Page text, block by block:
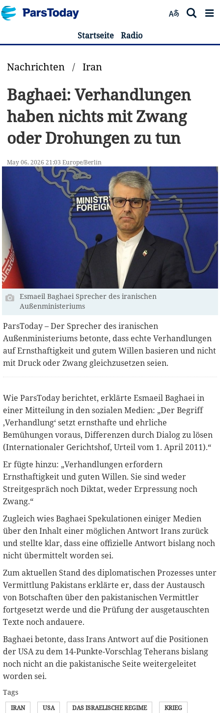
Startseite Radio
Nachrichten / Iran
Baghaei: Verhandlungen
haben nichts mit Zwang
oder Drohungen zu tun
May 06, 2026 21:03 Europe/Berlin
Esmaeil Baghaei Sprecher des iranischen
Außenministeriums
ParsToday – Der Sprecher des iranischen
Außenministeriums betonte, dass echte Verhandlungen
auf Ernsthaftigkeit und gutem Willen basieren und nicht
mit Druck oder Zwang gleichzusetzen seien.
Wie ParsToday berichtet, erklärte Esmaeil Baghaei in
einer Mitteilung in den sozialen Medien: „Der Begriff
‚Verhandlung‘ setzt ernsthafte und ehrliche
Bemühungen voraus, Differenzen durch Dialog zu lösen
(Internationaler Gerichtshof, Urteil vom 1. April 2011).“
Er fügte hinzu: „Verhandlungen erfordern
Ernsthaftigkeit und guten Willen. Sie sind weder
Streitgespräch noch Diktat, weder Erpressung noch
Zwang.“
Zugleich wies Baghaei Spekulationen einiger Medien
über den Inhalt einer möglichen Antwort Irans zurück
und stellte klar, dass eine offizielle Antwort bislang noch
nicht übermittelt worden sei.
Zum aktuellen Stand des diplomatischen Prozesses unter
Vermittlung Pakistans erklärte er, dass der Austausch
von Botschaften über den pakistanischen Vermittler
fortgesetzt werde und die Prüfung der ausgetauschten
Texte noch andauere.
Baghaei betonte, dass Irans Antwort auf die Positionen
der USA zu dem 14-Punkte-Vorschlag Teherans bislang
noch nicht an die pakistanische Seite weitergeleitet
worden sei.
Tags
IRAN USA DAS ISRAELISCHE REGIME
KRIEG